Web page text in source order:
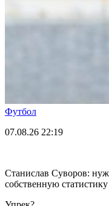
Футбол
07.08.26 22:19
Станислав Суворов:
собственную статистику